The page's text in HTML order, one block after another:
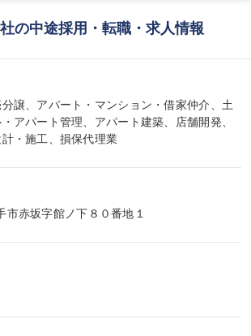
の中途採用・転職・求人情報
譲、アパート・マンション・借家仲介、土
アパート管理、アパート建築、店舗開発、
・施工、損保代理業
赤坂字館ノ下８０番地１